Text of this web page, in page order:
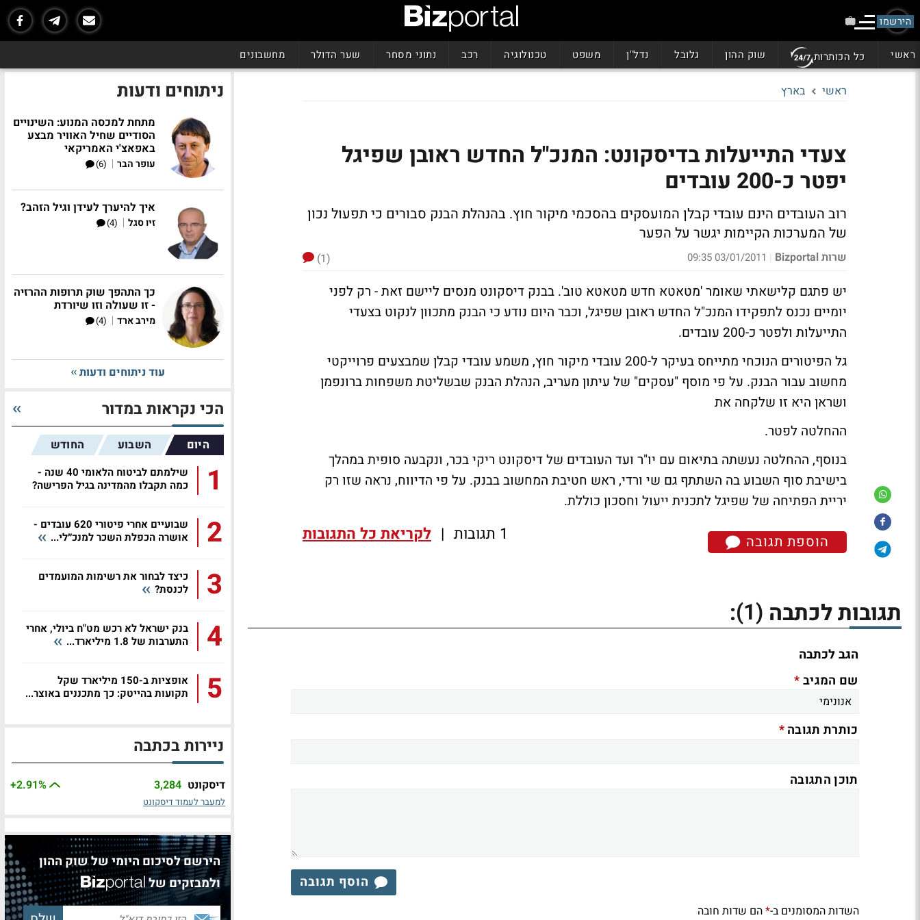
הירשמו
ראשי כל הכותרות שוק ההון גלובל נדל"ן משפט טכנולוגיה רכב נתוני מסחר שער הדולר מחשבונים
ראשי בארץ
צעדי התייעלות בדיסקונט: המנכ"ל החדש ראובן שפיגל
יפטר כ-200 עובדים
רוב העובדים הינם עובדי קבלן המועסקים בהסכמי מיקור חוץ. בהנהלת הבנק סבורים כי תפעול נכון
של המערכות הקיימות יגשר על הפער
שרות Bizportal |
03/01/2011 09:35
(1)
יש פתגם קלישאתי שאומר 'מטאטא חדש מטאטא טוב'. בבנק דיסקונט מנסים ליישם זאת - רק לפני
יומיים נכנס לתפקידו המנכ"ל החדש ראובן שפיגל, וכבר היום נודע כי הבנק מתכוון לנקוט בצעדי
התייעלות ולפטר כ-200 עובדים.
גל הפיטורים הנוכחי מתייחס בעיקר ל-200 עובדי מיקור חוץ, משמע עובדי קבלן שמבצעים פרוייקטי
מחשוב עבור הבנק. על פי מוסף "עסקים" של עיתון מעריב, הנהלת הבנק שבשליטת משפחות ברונפמן
ושראן היא זו שלקחה את
ההחלטה לפטר.
בנוסף, ההחלטה נעשתה בתיאום עם יו"ר ועד העובדים של דיסקונט ריקי בכר, ונקבעה סופית במהלך
בישיבת סוף השבוע בה השתתף גם שי ורדי, ראש חטיבת המחשוב בבנק. על פי הדיווח, נראה שזו רק
יריית הפתיחה של שפיגל לתכנית ייעול וחסכון כוללת.
הוספת תגובה 1 תגובות | לקריאת כל התגובות
תגובות לכתבה (1)
:
הגב לכתבה
שם המגיב*
כותרת תגובה*
תוכן התגובה
הוסף תגובה
השדות המסומנים ב-*הם שדות חובה
ניתוחים ודעות
מתחת למכסה המנוע: השינויים
הסודיים שחיל האוויר מבצע
באפאצ'י האמריקאי
עופר הבר |
(6)
איך להיערך לעידן וגיל הזהב?
זיו סגל |
(4)
כך התהפך שוק תרופות ההרזיה
- זו שעולה וזו שיורדת
מירב ארד |
(4)
עוד ניתוחים ודעות
הכי נקראות במדור
היום השבוע החודש
1
שילמתם לביטוח הלאומי 40 שנה -
כמה תקבלו מהמדינה בגיל הפרישה?
2
שבועיים אחרי פיטורי 620 עובדים -
אושרה הכפלת השכר למנכ״לי...
3
כיצד לבחור את רשימות המועמדים
לכנסת?
4
בנק ישראל לא רכש מט"ח ביולי, אחרי
התערבות של 1.8 מיליארד...
5
אופציות ב-150 מיליארד שקל
תקועות בהייטק: כך מתכננים באוצר...
ניירות בכתבה
דיסקונט 3,284
+2.91%
למעבר לעמוד דיסקונט
הירשם לסיכום היומי של שוק ההון
ולמבזקים של